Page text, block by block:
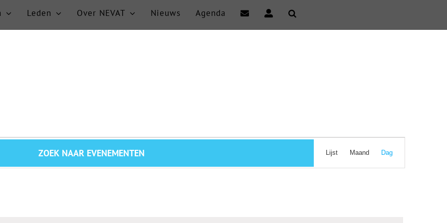
Leden Over NEVAT Nieuws Agenda
ZOEK NAAR EVENEMENTEN
Evenement
weergaven
Lijst Maand Dag